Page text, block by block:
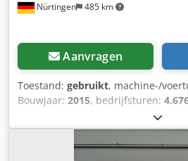
Nürtingen 485 km
Aanvragen
Toestand: gebruikt, machine-/
Bouwjaar: 2015, bedrijfsturen:
200 mm,
mm, brandstoftype:elektrisch,
bouwhoogte:1.320 mm,